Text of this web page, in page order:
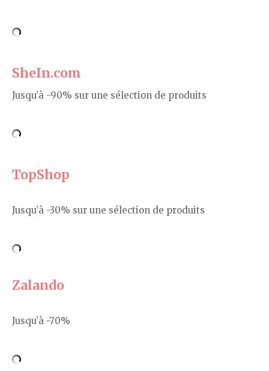
SheIn.com
Jusqu’à -90% sur une sélection de produits
TopShop
Jusqu’à -30% sur une sélection de produits
Zalando
Jusqu’à -70%